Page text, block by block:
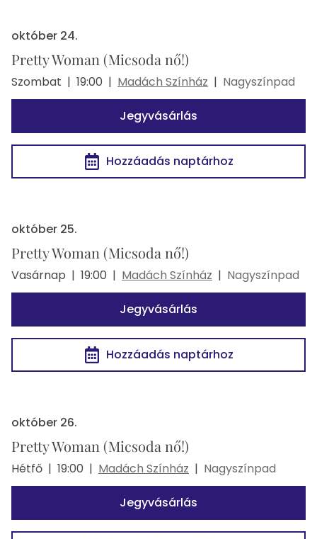
október 24.
Pretty Woman (Micsoda nő!)
Szombat | 19:00 | Madách Színház | Nagyszínpad
Jegyvásárlás
Hozzáadás naptárhoz
október 25.
Pretty Woman (Micsoda nő!)
Vasárnap | 19:00 | Madách Színház | Nagyszínpad
Jegyvásárlás
Hozzáadás naptárhoz
október 26.
Pretty Woman (Micsoda nő!)
Hétfő | 19:00 | Madách Színház | Nagyszínpad
Jegyvásárlás